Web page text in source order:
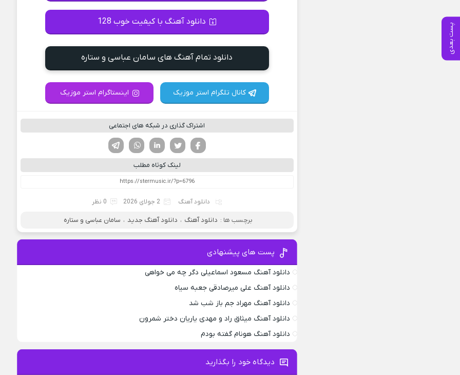
پست بعدی
دانلود آهنگ با کیفیت خوب 128
دانلود تمام آهنگ های سامان عباسی و ستاره
کانال تلگرام استر موزیک اینستاگرام استر موزیک
اشتراک گذاری در شبکه های اجتماعی
لینکدین تویتر
فیسوک
لینک کوتاه مطلب
دانلود آهنگ 2 جولای 2026 0 نظر
برچسب ها : دانلود آهنگ ، دانلود آهنگ جدید ، سامان عباسی و ستاره
پست های پیشنهادی
دانلود آهنگ مسعود اسماعیلی دگر چه می خواهی
دانلود آهنگ علی میرصادقی جعبه سیاه
دانلود آهنگ مهراد جم باز شب شد
دانلود آهنگ میثاق راد و مهدی یاریان دختر شمرون
دانلود آهنگ هونام گفته بودم
دیدگاه خود را بگذارید